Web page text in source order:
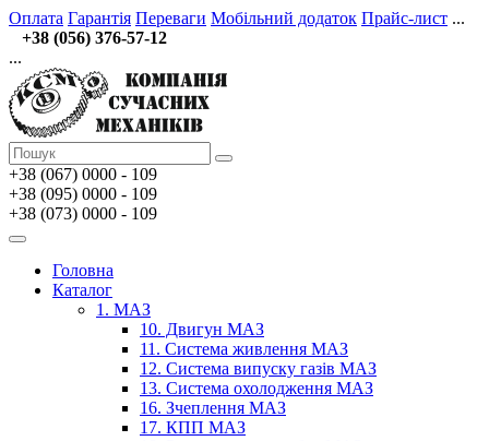
Оплата Гарантія Переваги Мобільний додаток Прайс-лист ...
+38 (056) 376-57-12
...
+38 (067) 0000 - 109
+38 (095) 0000 - 109
+38 (073) 0000 - 109
Головна
Каталог
1. МАЗ
10. Двигун МАЗ
11. Система живлення МАЗ
12. Система випуску газів МАЗ
13. Система охолодження МАЗ
16. Зчеплення МАЗ
17. КПП МАЗ